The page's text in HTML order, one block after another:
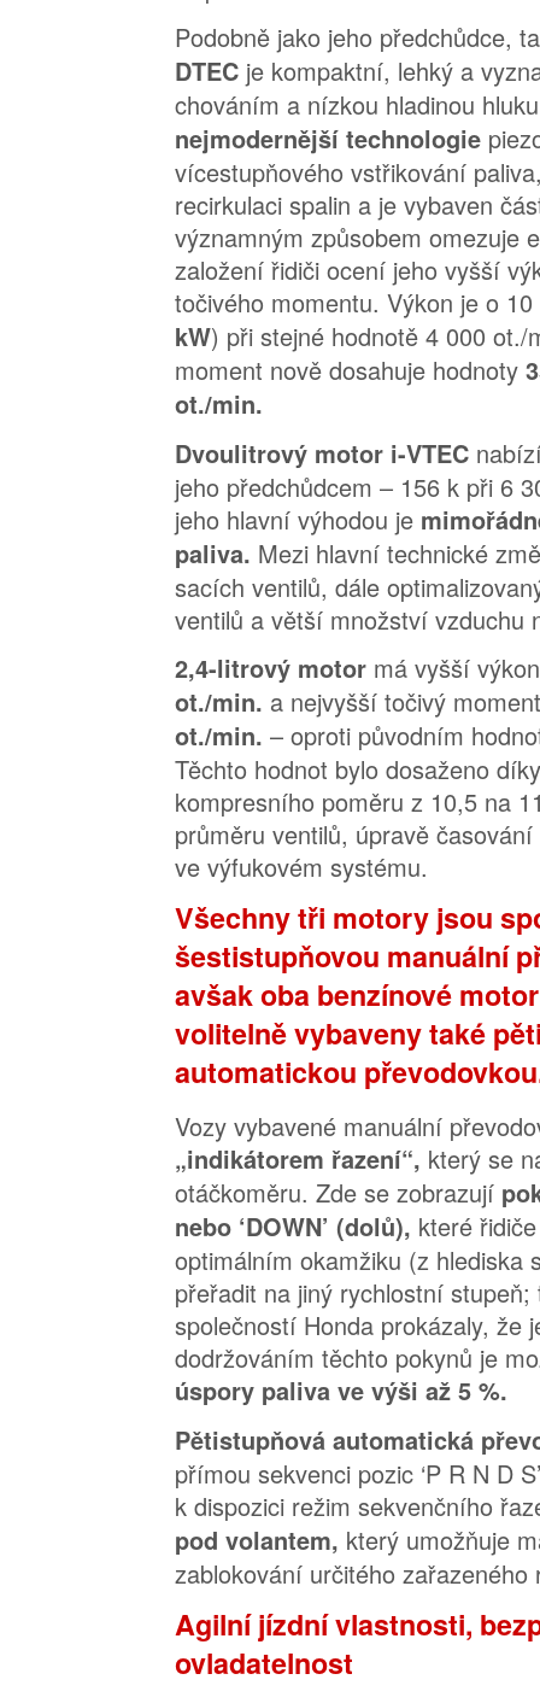
Podobně jako jeho předchůdce,
DTEC je kompaktní, lehký a
chováním a nízkou hladinou
nejmodernější technologie
vícestupňového vstřikování
recirkulaci spalin a je vybaven
významným způsobem omezuje
založení řidiči ocení jeho vyšší
točivého momentu. Výkon je o
kW) při stejné hodnotě 4 000
moment nově dosahuje hodnoty
ot./min.
Dvoulitrový motor i-VTEC
jeho předchůdcem – 156 k při 6
jeho hlavní výhodou je
paliva. Mezi hlavní technické
sacích ventilů, dále
ventilů a větší množství vzduchu
2,4-litrový motor má vyšší
ot./min. a nejvyšší točivý
ot./min. – oproti původním
Těchto hodnot bylo dosaženo
kompresního poměru z 10,5 na
průměru ventilů, úpravě
ve výfukovém systému.
Všechny tři motory jsou
šestistupňovou manuální
avšak oba benzínové
volitelně vybaveny také
automatickou
Vozy vybavené manuální
„indikátorem řazení“, který se
otáčkoměru. Zde se zobrazují
nebo ‘DOWN’ (dolů), které
optimálním okamžiku (z hlediska
přeřadit na jiný rychlostní
společností Honda prokázaly, že
dodržováním těchto pokynů je
úspory paliva ve výši až 5 %.
Pětistupňová automatická
přímou sekvenci pozic ‘P R N D
k dispozici režim sekvenčního
pod volantem, který umožňuje
zablokování určitého
Agilní jízdní vlastnosti,
ovladatelnost